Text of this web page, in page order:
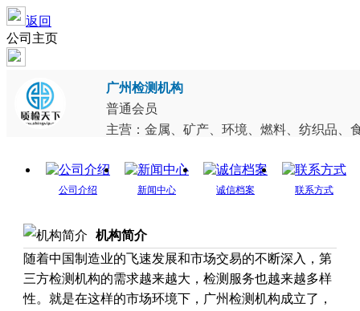
返回
公司主页
广州检测机构
普通会员
主营：金属、矿产、环境、燃料、纺织品、
公司介绍 新闻中心 诚信档案 联系方式
机构简介
随着中国制造业的飞速发展和市场交易的不断深入，第
三方检测机构的需求越来越大，检测服务也越来越多样
性。就是在这样的市场环境下，广州检测机构成立了，